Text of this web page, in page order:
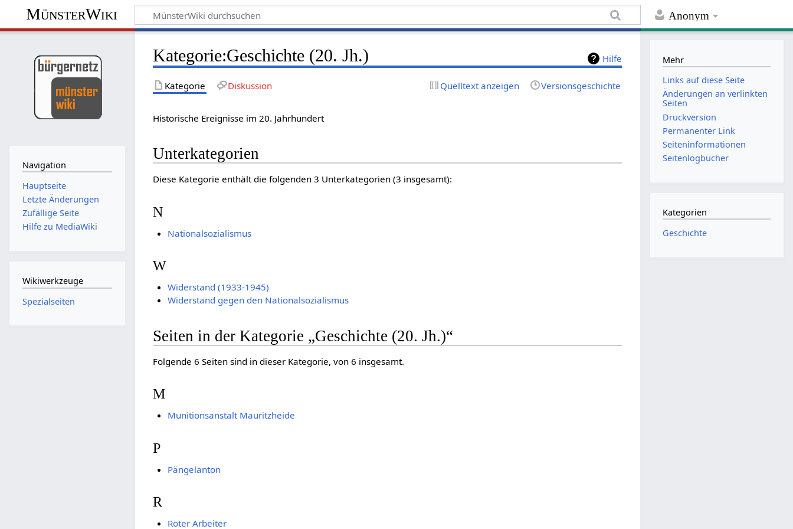
Anonym
MünsterWiki
Hilfe
Kategorie:Geschichte (20. Jh.)
Kategorie Diskussion Quelltext anzeigen Versionsgeschichte
Historische Ereignisse im 20. Jahrhundert
Unterkategorien
Diese Kategorie enthält die folgenden 3 Unterkategorien (3 insgesamt):
N
Nationalsozialismus
W
Widerstand (1933-1945)
Widerstand gegen den Nationalsozialismus
Seiten in der Kategorie „Geschichte (20. Jh.)“
Folgende 6 Seiten sind in dieser Kategorie, von 6 insgesamt.
M
Munitionsanstalt Mauritzheide
P
Pängelanton
R
Roter Arbeiter
Navigation
Hauptseite
Letzte Änderungen
Zufällige Seite
Hilfe zu MediaWiki
Wikiwerkzeuge
Spezialseiten
Mehr
Links auf diese Seite
Änderungen an verlinkten
Seiten
Druckversion
Permanenter Link
Seiten­informationen
Seitenlogbücher
Kategorien
Geschichte